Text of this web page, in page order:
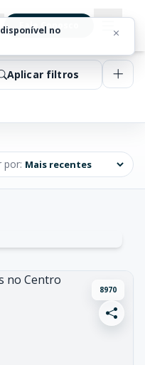
Fale Conosco
no
Aplicar filtros
por:
8970